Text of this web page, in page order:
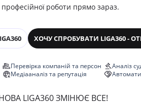
професійної роботи прямо зараз.
ХОЧУ СПРОБУВАТИ LIGA360 -
Перевірка компаній та персон
Медіааналіз та репутація
Аналіз
LIGA360 ЗМІНЮЄ ВСЕ!